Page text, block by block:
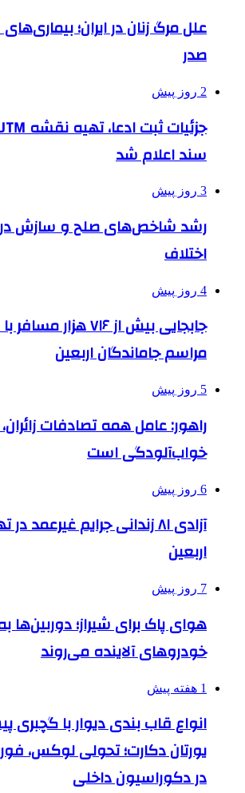
علل مرگ زنان در ایران؛
صدر
2 روز پیش
سند اعلام شد
3 روز پیش
رشد شاخص‌های صلح و سازش
اختلاف
4 روز پیش
جابجایی بیش از ۷۱۶
مراسم جاماندگان اربعین
5 روز پیش
راهور: عامل همه تصادفات
خواب‌آلودگی است
6 روز پیش
آزادی ۸۱ زندانی جرایم غیرعمد
اربعین
7 روز پیش
هوای پاک برای شیراز؛
خودروهای آلاینده می‌روند
1 هفته پیش
انواع قاب بندی دیوار با
یورتان دکارت؛ تحولی لوکس،
در دکوراسیون داخلی